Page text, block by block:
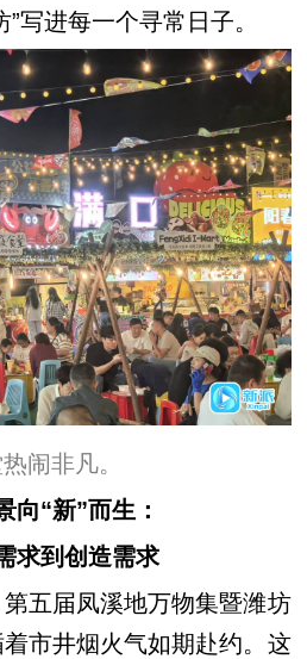
写进每一个寻常日子。
闹非凡。
向“新”而生：
求到创造需求
届凤溪地万物集暨潍坊
市井烟火气如期赴约。这